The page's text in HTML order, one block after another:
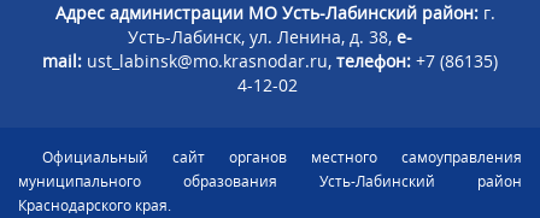
Адрес администрации МО Усть-Лабинский район: г.
Усть-Лабинск, ул. Ленина, д. 38, e-
mail: ust_labinsk@mo.krasnodar.ru, телефон: +7 (86135)
4-12-02
Официальный сайт органов местного самоуправления
муниципального образования Усть-Лабинский район
Краснодарского края.